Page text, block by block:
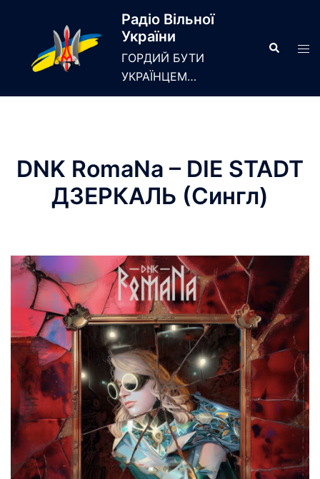
Радіо Вільної
України
ГОРДИЙ БУТИ
УКРАЇНЦЕМ…
Search
DNK RomaNa – DIE STADT
ДЗЕРКАЛЬ (Сингл)